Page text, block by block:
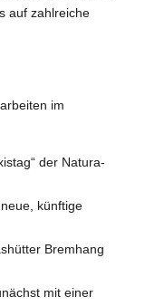
auf zahlreiche
im
der Natura-
künftige
Bremhang
mit einer